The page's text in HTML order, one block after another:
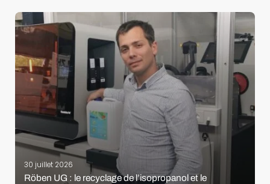
30 juillet 2026
Röben UG : le recyclage de l’isopropanol et le